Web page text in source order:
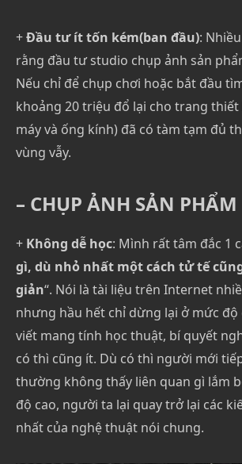
+Đầu tư ít tốn kém(ban đầu):
rằng đầu tư studio chụp ảnh sản
Nếu chỉ để chụp chơi hoặc bắt đầu
khoảng 20 triệu đổ lại cho trang
máy và ống kính) đã có tàm tạm đủ
vùng vẫy.
– CHỤP ẢNH SẢN
+ Không dễ học: Mình rất tâm đắc 1
gì, dù nhỏ nhất một cách tử tế
giản“. Nói là tài liệu trên Internet
nhưng hầu hết chỉ dừng lại ở mức độ
viết mang tính học thuật, bí quyết
có thì cũng ít. Dù có thì người mới
thường không thấy liên quan gì lắm
độ cao, người ta lại quay trở lại các
nhất của nghệ thuật nói chung.